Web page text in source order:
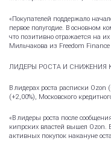
«Покупателей поддержало
первое полугодие. В основном
что позитивно отражается на
Мильчакова из Freedom Finance
ЛИДЕРЫ РОСТА И СНИЖЕНИЯ
В лидерах роста расписки
(+2,00%), Московского
«В лидеры роста после
кипрских властей вышел Ozon.
активных покупок накануне